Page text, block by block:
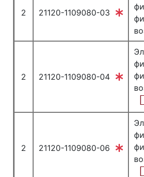
2 21120-1109080-03
2 21120-1109080-04
2 21120-1109080-06